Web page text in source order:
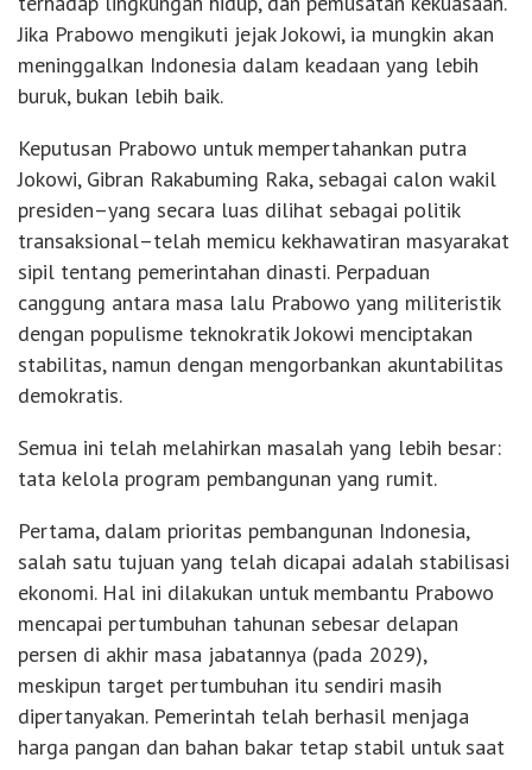
Jika Prabowo mengikuti jejak Jokowi, ia mungkin akan
meninggalkan Indonesia dalam keadaan yang lebih
buruk, bukan lebih baik.
Keputusan Prabowo untuk mempertahankan putra
Jokowi, Gibran Rakabuming Raka, sebagai calon wakil
presiden–yang secara luas dilihat sebagai politik
transaksional–telah memicu kekhawatiran masyarakat
sipil tentang pemerintahan dinasti. Perpaduan
canggung antara masa lalu Prabowo yang militeristik
dengan populisme teknokratik Jokowi menciptakan
stabilitas, namun dengan mengorbankan akuntabilitas
demokratis.
Semua ini telah melahirkan masalah yang lebih besar:
tata kelola program pembangunan yang rumit.
Pertama, dalam prioritas pembangunan Indonesia,
salah satu tujuan yang telah dicapai adalah stabilisasi
ekonomi. Hal ini dilakukan untuk membantu Prabowo
mencapai pertumbuhan tahunan sebesar delapan
persen di akhir masa jabatannya (pada 2029),
meskipun target pertumbuhan itu sendiri masih
dipertanyakan. Pemerintah telah berhasil menjaga
harga pangan dan bahan bakar tetap stabil untuk saat